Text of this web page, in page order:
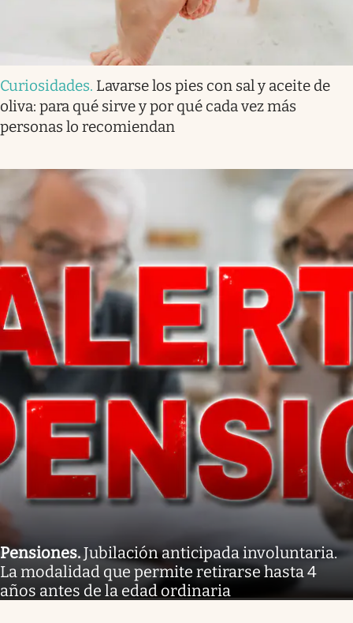
Curiosidades. Lavarse los pies con sal y aceite de
oliva: para qué sirve y por qué cada vez más
personas lo recomiendan
Pensiones.Jubilación anticipada involuntaria.
La modalidad que permite retirarse hasta 4
años antes de la edad ordinaria